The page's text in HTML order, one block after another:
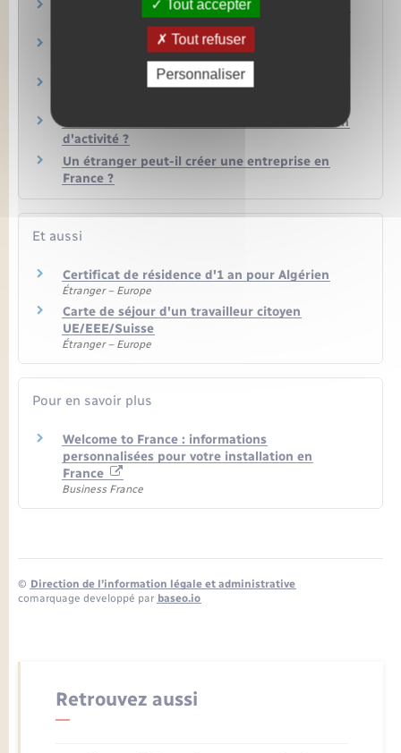
Qu'est-ce qu'un récépissé de demande de titre
Étranger en France : comment acheter un
timbre fiscal ?
Étudiant étranger : comment travailler en
Comment un artisan doit-il faire sa déclaration
d'activité ?
Un étranger peut-il créer une entreprise en
France ?
Et aussi
Certificat de résidence d'1 an pour Algérien
Étranger – Europe
Carte de séjour d'un travailleur citoyen
UE/EEE/Suisse
Étranger – Europe
Pour en savoir plus
Welcome to France : informations
personnalisées pour votre installation en
France
Business France
© Direction de l’information légale et administrative
comarquage developpé par baseo.io
Retrouvez aussi
Tout accepter
Tout refuser
Personnaliser